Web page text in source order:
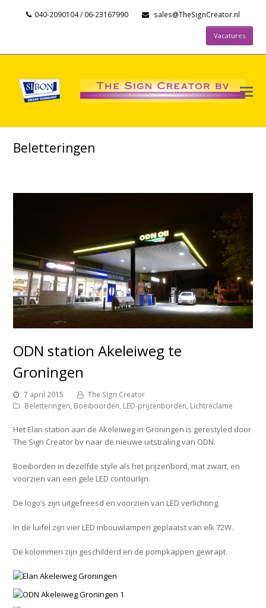
040-2090104 / 06-23167990 sales@TheSignCreator.nl
Vacatures
Beletteringen
ODN station Akeleiweg te
Groningen
7 april 2015
The Sign Creator
Beletteringen, Boeiboorden, LED-prijzenborden, Lichtreclame
Het Elan station aan de Akeleiweg in Groningen is gerestyled door
The Sign Creator bv naar de nieuwe uitstraling van ODN.
Boeiborden in dezelfde style als het prijzenbord, mat zwart, en
voorzien van een gele LED contourlijn.
De logo’s zijn uitgefreesd en voorzien van LED verlichting.
In de luifel zijn vier LED inbouwlampen geplaatst van elk 72W.
De kolommen zijn geschilderd en de pompkappen gewrapt.